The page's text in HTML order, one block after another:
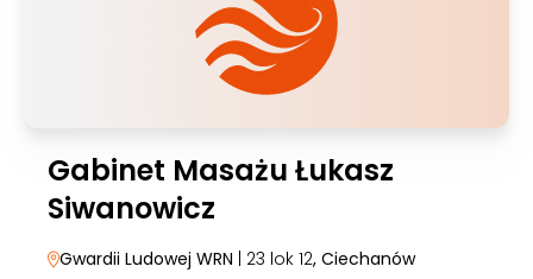
Gabinet Masażu Łukasz
Siwanowicz
Gwardii Ludowej WRN | 23 lok 12, Ciechanów